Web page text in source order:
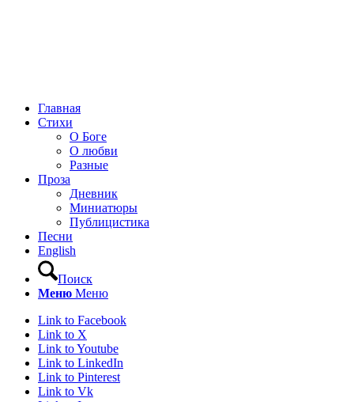
Главная
Стихи
О Боге
О любви
Разные
Проза
Дневник
Миниатюры
Публицистика
Песни
English
Поиск
Меню Меню
Link to Facebook
Link to X
Link to Youtube
Link to LinkedIn
Link to Pinterest
Link to Vk